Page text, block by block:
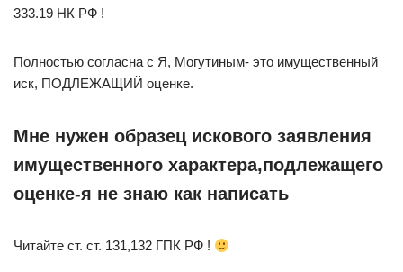
333.19 НК РФ !
Полностью согласна с Я, Могутиным- это имущественный
иск, ПОДЛЕЖАЩИЙ оценке.
Мне нужен образец искового заявления
имущественного характера,подлежащего
оценке-я не знаю как написать
Читайте ст. ст. 131,132 ГПК РФ !